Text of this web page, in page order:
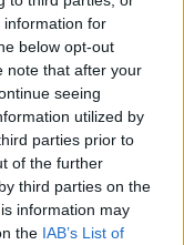
information for
below opt-out
note that after your
seeing
utilized by
parties prior to
of the further
third parties on the
information may
the IAB’s List of
ενώ τα
σύμφωνα με
Bluesky